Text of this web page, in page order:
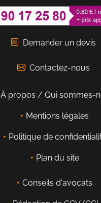
Demander un devis
Contactez-nous
À propos / Qui sommes-
Mentions légales
Politique de
Plan du site
Conseils d'avocats